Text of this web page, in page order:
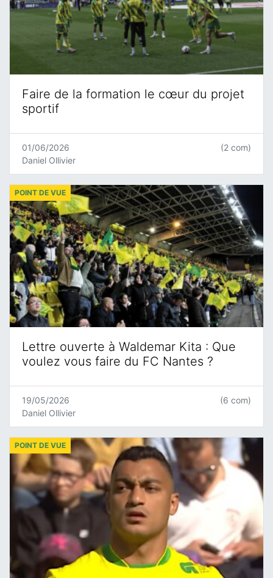
Faire de la formation le cœur du projet
sportif
01/06/2026
Daniel Ollivier
(2 com)
Lettre ouverte à Waldemar Kita : Que
voulez vous faire du FC Nantes ?
POINT DE VUE
19/05/2026
Daniel Ollivier
(6 com)
POINT DE VUE